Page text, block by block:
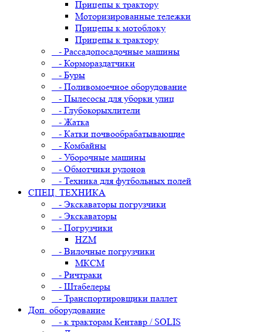
Прицепы к трактору
Моторизированные тележки
Прицепы к мотоблоку
Прицепы к трактору
- Рассадопосадочные машины
- Кормораздатчики
- Буры
- Поливомоечное оборудование
- Пылесосы для уборки улиц
- Глубокорыхлители
- Жатка
- Катки почвообрабатывающие
- Комбайны
- Уборочные машины
- Обмотчики рулонов
- Техника для футбольных полей
СПЕЦ. ТЕХНИКА
- Экскаваторы погрузчики
- Экскаваторы
- Погрузчики
HZM
- Вилочные погрузчики
МКСМ
- Ричтраки
- Штабелеры
- Транспортировщики паллет
Доп. оборудование
- к тракторам Кентавр / SOLIS